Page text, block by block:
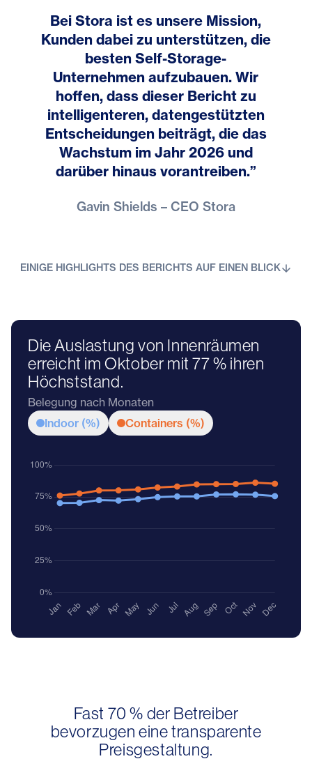
Bei Stora ist es unsere Mission,
Kunden dabei zu unterstützen, die
besten Self-Storage-
Unternehmen aufzubauen. Wir
hoffen, dass dieser Bericht zu
intelligenteren, datengestützten
Entscheidungen beiträgt, die das
Wachstum im Jahr 2026 und
darüber hinaus vorantreiben.”
Gavin Shields – CEO Stora
EINIGE HIGHLIGHTS DES BERICHTS AUF EINEN BLICK
Die Auslastung von Innenräumen
erreicht im Oktober mit 77 % ihren
Höchststand.
Belegung nach Monaten
Indoor (%)
Containers (%)
Fast 70 % der Betreiber
bevorzugen eine transparente
Preisgestaltung.